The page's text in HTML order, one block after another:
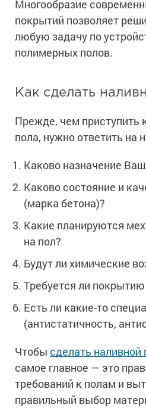
Ингибиторы коррозии
Растворители и разбавители
Шпатлевки для металла
Сопутствующие товары
Пищевая промышленность
Нефтегазовая
Сопутствующие товары
Жидкая теплоизоляция
Для металла
Сопутствующие товары
Экологичные материалы
Для металла
Для фасада
Для дерева
Антистатические покрытия
Сопутствующие товары
Промышленные покрытия
Промышленные полы
Промышленные
Промышленные ремонтные
Сопутствующие товары
Холодное цинкование
Грунтовки для холодного
Сопутствующие товары
Для металла
Антикоррозионная защита
Толстослойные грунт-эмали
Алюминиевые краски
Сопутствующие товары
Морозостойкие краски
Морозостойкие краски для
Морозостойкие краски для
Сопутствующие товары
Многообразие
покрытий позволяет
любую задачу по
полимерных полов.
Как сделать
Прежде, чем приступить
пола, нужно ответить на
Каково назначение
Каково состояние и
(марка бетона)?
Какие планируются
на пол?
Будут ли химические
Требуется ли
Есть ли какие-то
(антистатичность,
Чтобы сделать наливной
самое главное — это
требований к полам и
правильный выбор